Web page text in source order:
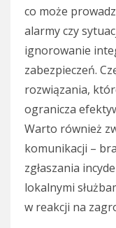
co może
alarmy czy
ignorowanie
zabezpieczeń.
rozwiązania,
ogranicza
Warto również
komunikacji –
zgłaszania
lokalnymi
w reakcji na